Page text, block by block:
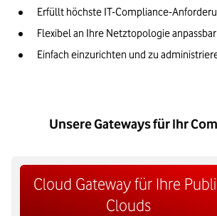
Erfüllt höchste IT-Compliance-
Flexibel an Ihre Netztopologie
Einfach einzurichten und zu
Unsere Gateways für Ihr
Cloud Gateway für Ihre
Clouds